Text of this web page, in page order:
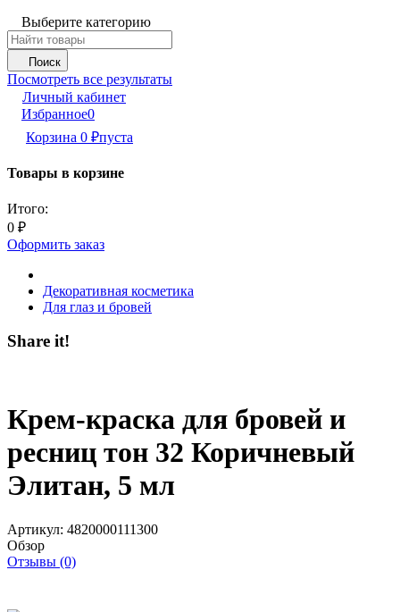
Выберите категорию
Поиск
Посмотреть все результаты
Личный кабинет
Избранное0
Корзина 0 ₽пуста
Товары в корзине
Итого:
0 ₽
Оформить заказ
Декоративная косметика
Для глаз и бровей
Share it!
Крем-краска для бровей и
ресниц тон 32 Коричневый
Элитан, 5 мл
Артикул: 4820000111300
Обзор
Отзывы (0)